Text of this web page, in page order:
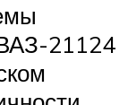
21124